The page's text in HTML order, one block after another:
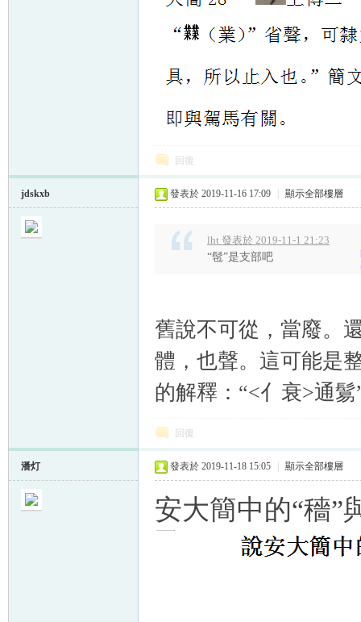
回復
jdskxb 發表於 2019-11-16 17:09 顯示全部樓層
lht 發表於 2019-11-1 21:23
“髢”是支部吧
舊說不可從，當廢。
體，也聲。這可能是
的解釋：“<亻衰>通
回復
潘灯 發表於 2019-11-18 15:05 顯示全部樓層
安大簡中的“穡”